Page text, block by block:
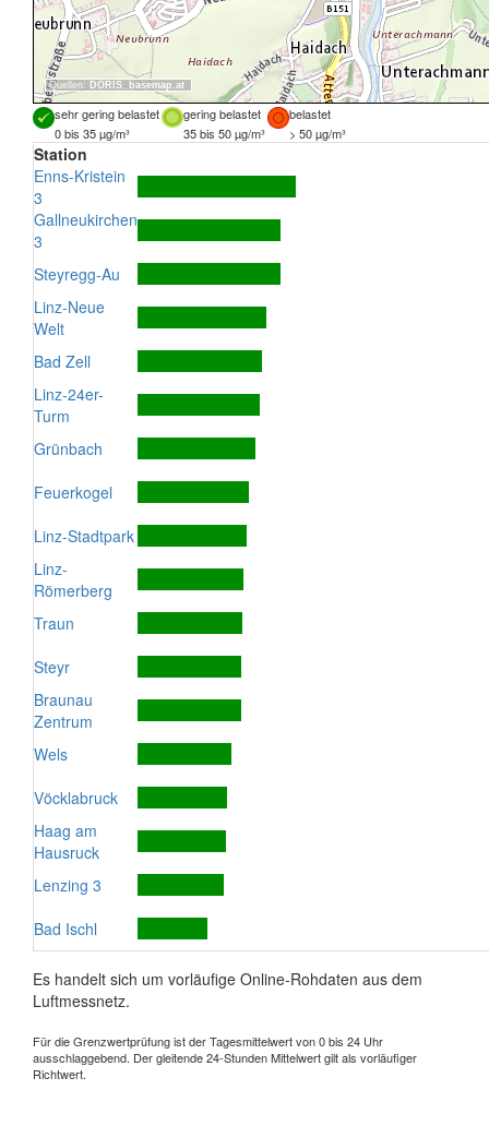
Quellen: DORIS, basemap.at
sehr gering belastet gering belastet
belastet
0 bis 35 µg/m³
35 bis 50 µg/m³ > 50 µg/m³
Station
Enns-Kristein
3
Gallneukirchen
3
Steyregg-Au
Linz-Neue
Welt
Bad Zell
Linz-24er-
Turm
Grünbach
Feuerkogel
Linz-Stadtpark
Linz-
Römerberg
Traun
Steyr
Braunau
Zentrum
Wels
Vöcklabruck
Haag am
Hausruck
Lenzing 3
Bad Ischl
Es handelt sich um vorläufige Online-Rohdaten aus dem
Luftmessnetz.
Für die Grenzwertprüfung ist der Tagesmittelwert von 0 bis 24 Uhr
ausschlaggebend. Der gleitende 24-Stunden Mittelwert gilt als vorläufiger
Richtwert.